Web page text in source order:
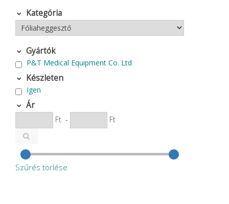
Kategória
Gyártók
P&T Medical Equipment Co. Ltd
Készleten
Igen
Ár
Ft - Ft
Szűrés törlése